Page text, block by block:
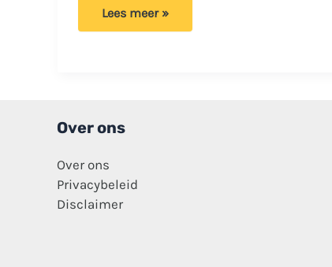
Veilig
en
Emma!
Lees meer »
Over ons
Over ons
Privacybeleid
Disclaimer